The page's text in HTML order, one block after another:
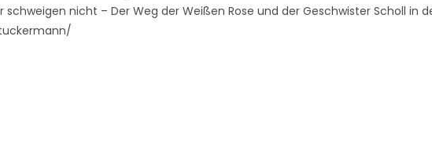
schweigen nicht – Der Weg der Weißen Rose und der Geschwister Scholl in